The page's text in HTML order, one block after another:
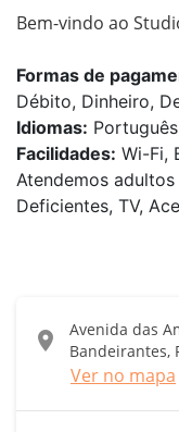
Bem-vindo ao
Formas de
Débito, Dinheiro,
Idiomas: Português
Facilidades: Wi-Fi,
Atendemos
Deficientes, TV,
location_on
Avenida das
Bandeirantes,
Ver no mapa